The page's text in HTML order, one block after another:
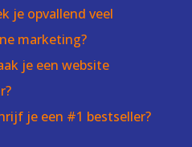
je opvallend veel
marketing?
je een website
je een #1 bestseller?